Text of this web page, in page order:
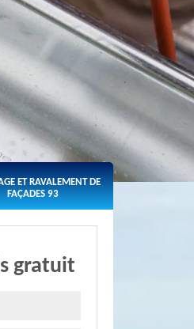
ET RAVALEMENT DE
FAÇADES 93
gratuit